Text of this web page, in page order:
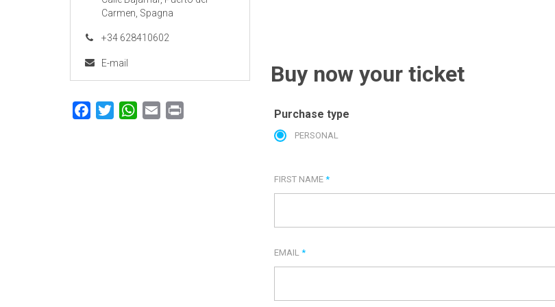
Carmen, Spagna
+34 628410602
E-mail
FacebookTwitterWhatsApp
Email
Buy now your ticket
Purchase type
PERSONAL
FIRST NAME *
EMAIL *